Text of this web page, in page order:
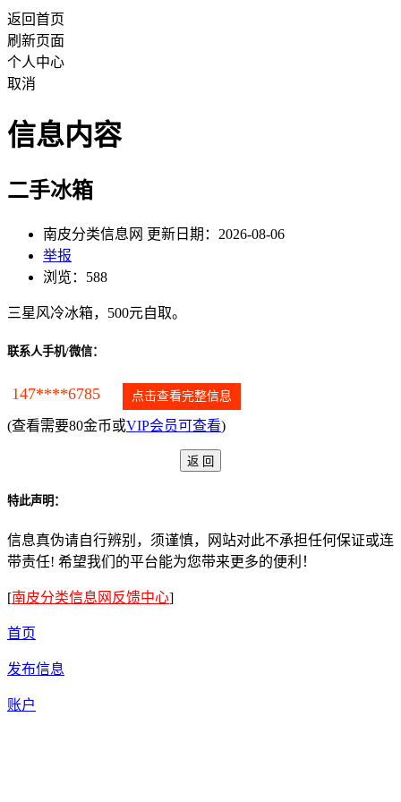
返回首页
刷新页面
个人中心
取消
信息内容
二手冰箱
南皮分类信息网 更新日期：2026-08-06
举报
浏览：588
三星风冷冰箱，500元自取。
联系人手机/微信：
147****6785 点击查看完整信息
(查看需要80金币或VIP会员可查看)
特此声明：
信息真伪请自行辨别，须谨慎，网站对此不承担任何保证或连
带责任! 希望我们的平台能为您带来更多的便利！
[南皮分类信息网反馈中心]
首页
发布信息
账户